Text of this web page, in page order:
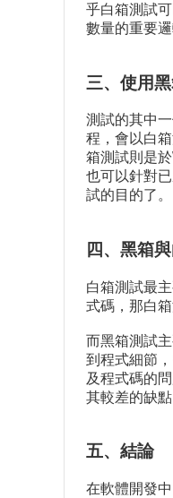
乎白箱測試
數量的重要
三、使用
測試的其中
程，會以白
箱測試則是
也可以針對
試的目的了。
四、黑箱
白箱測試最
式碼，那白
而黑箱測試
到程式細節
及程式碼的
其較差的缺
五、結論
在軟體開發